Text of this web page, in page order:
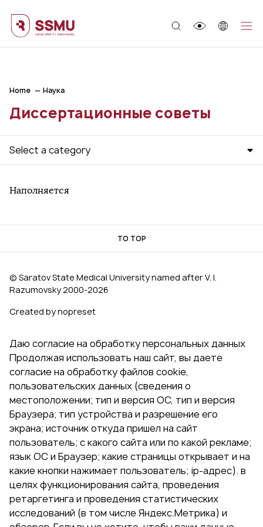
Home Наука
Диссертационные советы
Select a category
Наполняется
TO TOP
© Saratov State Medical University named after V. I.
Razumovsky 2000‑2026
Created by nopreset
Даю согласие на обработку персональных данных
Продолжая использовать наш сайт, вы даете
согласие на обработку файлов cookie,
пользовательских данных (сведения о
местоположении; тип и версия ОС, тип и версия
Браузера; тип устройства и разрешение его
экрана; источник откуда пришел на сайт
пользователь; с какого сайта или по какой рекламе;
язык ОС и Браузер; какие страницы открывает и на
какие кнопки нажимает пользователь; ip-адрес). в
целях функционирования сайта, проведения
ретаргетинга и проведения статистических
исследований (в том числе Яндекс.Метрика) и